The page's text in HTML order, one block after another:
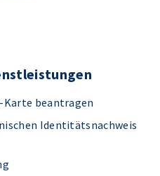
Karte beantragen
Identitätsnachweis